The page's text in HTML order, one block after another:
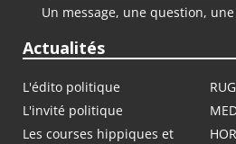
Un message, une question,
Actualités
L'édito politique
L'invité politique
Les courses hippiques et